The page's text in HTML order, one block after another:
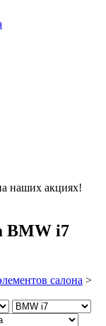
наших акциях!
BMW i7
салона >